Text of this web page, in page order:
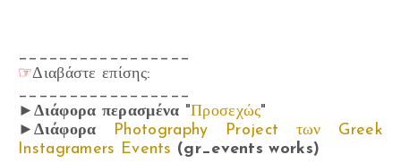
_________________
☞Διαβάστε επίσης:
_________________
►Διάφορα περασμένα "Προσεχώς"
►Διάφορα
Photography Project των Greek
Instagramers Events (gr_events works)